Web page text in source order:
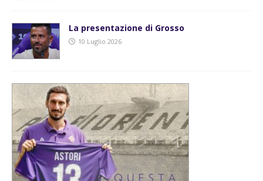
La presentazione di Grosso
10 Luglio 2026